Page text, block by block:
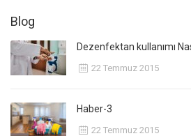
Blog
Dezenfektan kullanımı
22 Temmuz 2015
Haber-3
22 Temmuz 2015